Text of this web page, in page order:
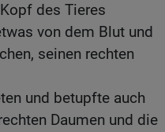
des Tieres
von dem Blut und
seinen rechten
und betupfte auch
Daumen und die